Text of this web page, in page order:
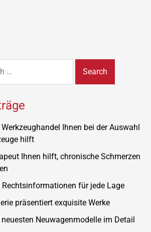
Ihnen bei der Auswahl
hilft
Ihnen hilft, chronische Schmerzen
für jede Lage
präsentiert exquisite Werke
Neuwagenmodelle im Detail